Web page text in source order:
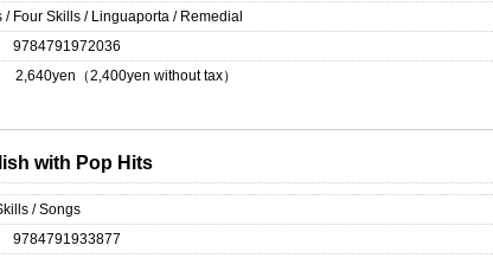
/ Four Skills / Linguaporta / Remedial
9784791972036
2,640yen（2,400yen without tax）
with Pop Hits
/ Songs
9784791933877